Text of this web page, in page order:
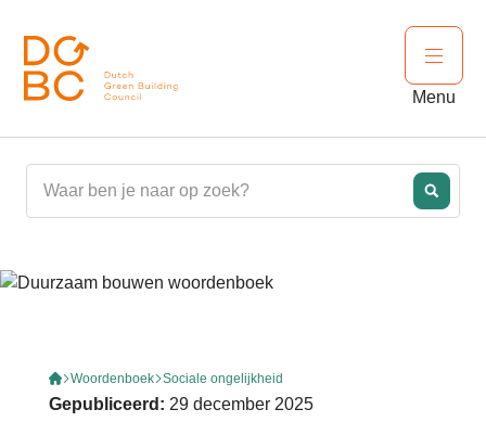
Open
Menu
Woordenboek Sociale ongelijkheid
Gepubliceerd: 29 december 2025